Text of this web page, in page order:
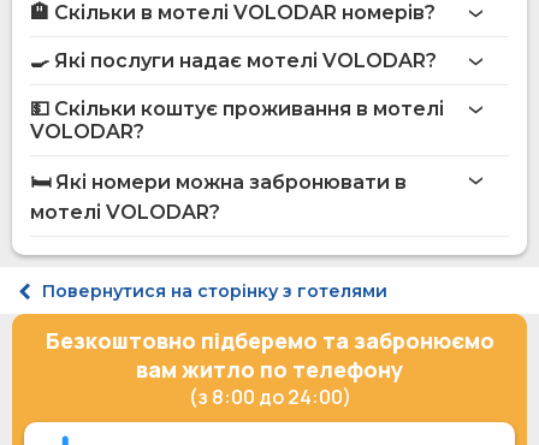
🏨 Скільки в мотелі VOLODAR номерів?
🍳 Які послуги надає мотелі VOLODAR?
Інтернет
Автостоянка
Обслуговування номерів
Розміщення з тваринами
Мангал
Приладдя для барбекю
Шезлонги / пляжні крісла
Відпочинок за містом
Парковка під охороною
Місце для пікніка
💵 Скільки коштує проживання в мотелі
VOLODAR?
на сайті Hotels24.ua
🛏️ Які номери можна забронювати в
мотелі VOLODAR?
Стандарт двомісний
Люкс двомісний #2
Люкс 4-місний #4 (2 дорослих + 2 дітей(диван) ,
2дорослих + 1 доросла людина(диван))
Повернутися на сторінку з готелями
Безкоштовно підберемо та забронюємо
вам житло по телефону
(з 8:00 до 24:00)